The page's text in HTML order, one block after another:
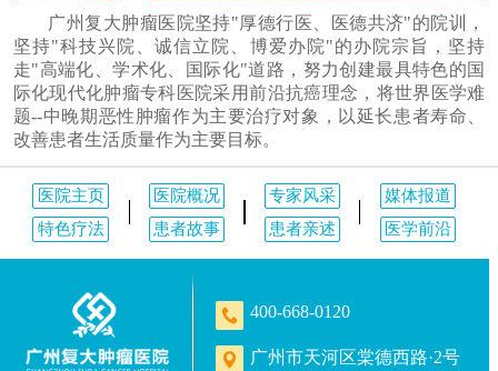
广州复大肿瘤医院坚持"厚德行医、医德共济"的院训，
坚持"科技兴院、诚信立院、博爱办院"的办院宗旨，坚持
走"高端化、学术化、国际化"道路，努力创建最具特色的国
际化现代化肿瘤专科医院采用前沿抗癌理念，将世界医学难
题--中晚期恶性肿瘤作为主要治疗对象，以延长患者寿命、
改善患者生活质量作为主要目标。
医院主页 医院概况 专家风采
媒体报道
特色疗法
患者故事 患者亲述 医学前沿
400-668-0120
广州市天河区棠德西路·2号